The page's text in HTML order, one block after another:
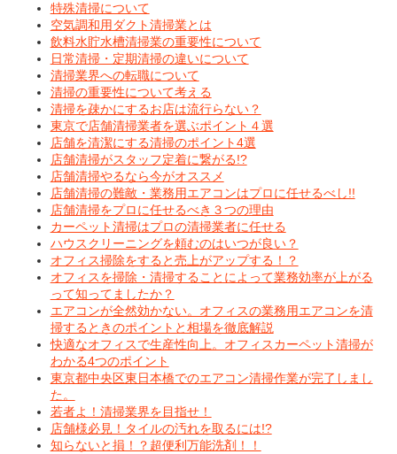
特殊清掃について
空気調和用ダクト清掃業とは
飲料水貯水槽清掃業の重要性について
日常清掃・定期清掃の違いについて
清掃業界への転職について
清掃の重要性について考える
清掃を疎かにするお店は流行らない？
東京で店舗清掃業者を選ぶポイント４選
店舗を清潔にする清掃のポイント4選
店舗清掃がスタッフ定着に繋がる!?
店舗清掃やるなら今がオススメ
店舗清掃の難敵・業務用エアコンはプロに任せるべし!!
店舗清掃をプロに任せるべき３つの理由
カーペット清掃はプロの清掃業者に任せる
ハウスクリーニングを頼むのはいつが良い？
オフィス掃除をすると売上がアップする！？
オフィスを掃除・清掃することによって業務効率が上がる
って知ってましたか？
エアコンが全然効かない。オフィスの業務用エアコンを清
掃するときのポイントと相場を徹底解説
快適なオフィスで生産性向上。オフィスカーペット清掃が
わかる4つのポイント
東京都中央区東日本橋でのエアコン清掃作業が完了しまし
た。
若者よ！清掃業界を目指せ！
店舗様必見！タイルの汚れを取るには!?
知らないと損！？超便利万能洗剤！！